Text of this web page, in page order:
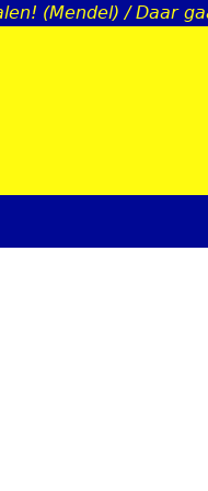
(Mendel) / Daar